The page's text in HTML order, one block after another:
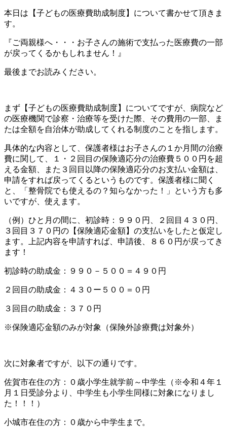
本日は【子どもの医療費助成制度】について書かせて頂きま
す。
『ご両親様へ・・・お子さんの施術で支払った医療費の一部
が戻ってくるかもしれません！』
最後までお読みください。
まず【子どもの医療費助成制度】についてですが、病院など
の医療機関で診察・治療等を受けた際、その費用の一部、ま
たは全額を自治体が助成してくれる制度のことを指します。
具体的な内容として、保護者様はお子さんの１か月間の治療
費に関して、１・２回目の保険適応分の治療費５００円を超
える金額、また３回目以降の保険適応分のお支払い金額は、
申請をすれば戻ってくるというものです。保護者様に聞く
と、「整骨院でも使えるの？知らなかった！」という方も多
いですが、使えます。
（例）ひと月の間に、初診時：９９０円、２回目４３０円、
３回目３７０円の【保険適応金額】の支払いをしたと仮定し
ます。上記内容を申請すれば、申請後、８６０円が戻ってき
ます！
初診時の助成金：９９０－５００＝４９０円
２回目の助成金：４３０ー５００＝０円
３回目の助成金：３７０円
※保険適応金額のみが対象（保険外診療費は対象外）
次に対象者ですが、以下の通りです。
佐賀市在住の方：０歳小学生就学前～中学生（※令和４年１
月１日受診分より、中学生も小学生同様に対象になりまし
た！！！）
小城市在住の方：０歳から中学生まで。